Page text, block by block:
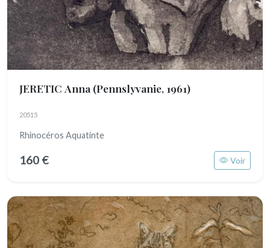
JERETIC Anna (Pennslyvanie, 1961)
20515
Rhinocéros Aquatinte
160 € Voir